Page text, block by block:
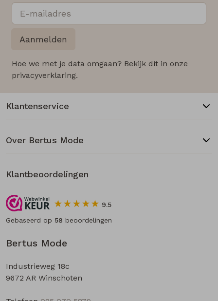
Aanmelden
Hoe we met je data omgaan? Bekijk dit in onze
privacyverklaring.
Bertus Mode
Industrieweg 18c
9672 AR Winschoten
Klantenservice
Over Bertus Mode
Klantbeoordelingen
9.5
Gebaseerd op 58 beoordelingen